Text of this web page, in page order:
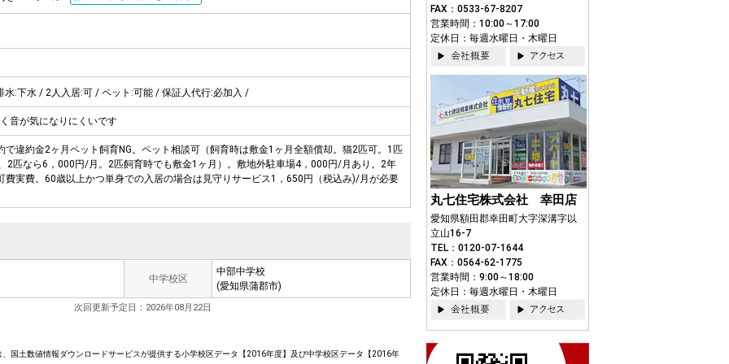
水:下水 / 2人入居:可 / ペット:可能 / 保証人代行:必加入 /
音が気になりにくいです
で違約金2ヶ月ペット飼育NG。ペット相談可（飼育時は敷金1ヶ月全額償却。猫2匹可。1匹
2匹なら6，000円/月。2匹飼育時でも敷金1ヶ月）。敷地外駐車場4，000円/月あり。2年
費実費。60歳以上かつ単身での入居の場合は見守りサービス1，650円（税込み)/月が必要
中学校区
中部中学校
(愛知県蒲郡市)
次回更新予定日：2026年08月22日
国土数値情報ダウンロードサービスが提供する小学校区データ【2016年度】及び中学校区データ【2016年
FAX：0533-67-8207
営業時間：10:00～17:00
定休日：毎週水曜日・木曜日
丸七住宅株式会社 幸田店
愛知県額田郡幸田町大字深溝字以
立山16-7
TEL：0120-07-1644
FAX：0564-62-1775
営業時間：9:00～18:00
定休日：毎週水曜日・木曜日